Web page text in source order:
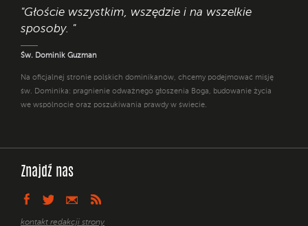
"Głoście wszystkim, wszędzie i na wszelkie
sposoby. "
Św. Dominik Guzman
Na oficjalnej stronie polskich dominikanów, chcemy podejmować misję
św. Dominika: pragnienie odważnego głoszenia Boga, budowanie życia
we wspólnocie oraz poszukiwania prawdy w świecie.
Znajdź nas
kontakt redakcji strony